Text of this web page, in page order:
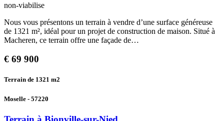
non-viabilise
Nous vous présentons un terrain à vendre d’une surface généreuse
de 1321 m², idéal pour un projet de construction de maison. Situé à
Macheren, ce terrain offre une façade de…
€ 69 900
Terrain de 1321 m2
Moselle - 57220